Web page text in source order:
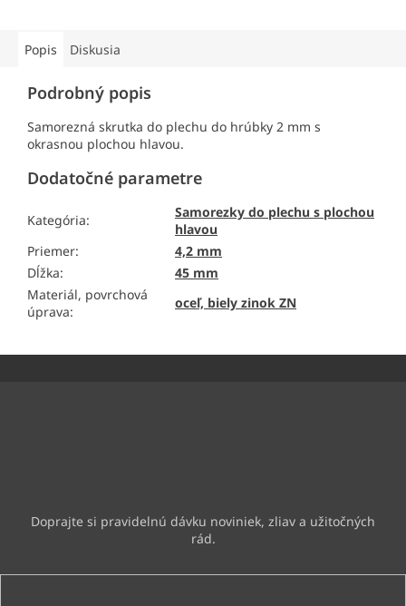
Popis Diskusia
Podrobný popis
Samorezná skrutka do plechu do hrúbky 2 mm s
okrasnou plochou hlavou.
Dodatočné parametre
Kategória:
Samorezky do plechu s plochou
hlavou
Priemer:
4,2 mm
Dĺžka:
45 mm
Materiál, povrchová
úprava:
oceľ, biely zinok ZN